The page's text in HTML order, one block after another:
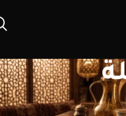
عرض النتيجة الوحيدة